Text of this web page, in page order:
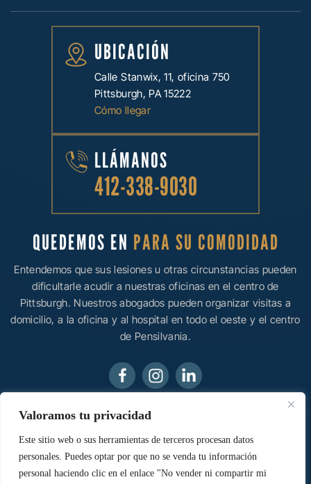
Valoramos tu privacidad
Este sitio web o sus herramientas de terceros procesan datos
personales. Puedes optar por que no se venda tu información
personal haciendo clic en el enlace "No vender ni compartir mi
UBICACIÓN
Calle Stanwix, 11, oficina 750
Pittsburgh, PA 15222
Cómo llegar
LLÁMANOS
412-338-9030
QUEDEMOS EN PARA SU COMODIDAD
Entendemos que sus lesiones u otras circunstancias pueden
dificultarle acudir a nuestras oficinas en el centro de
Pittsburgh. Nuestros abogados pueden organizar visitas a
domicilio, a la oficina y al hospital en todo el oeste y el centro
de Pensilvania.
© 2026 Ainsman Levine, LLC • Todos los derechos
reservados.
Aviso legal Mapa del sitio
Política de
privacidad.Marketing digital por:
*Las Imágenes Se Obtienen Bajo Licencia De Canva Y Otros